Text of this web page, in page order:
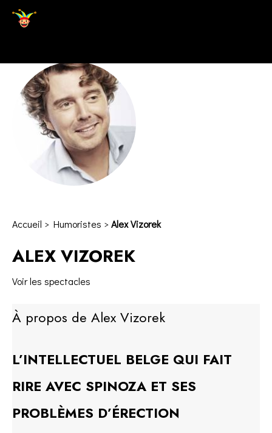
Accueil > Humoristes >Alex Vizorek
ALEX VIZOREK
Voir les spectacles
À propos de Alex Vizorek
L’INTELLECTUEL BELGE QUI FAIT
RIRE AVEC SPINOZA ET SES
PROBLÈMES D’ÉRECTION